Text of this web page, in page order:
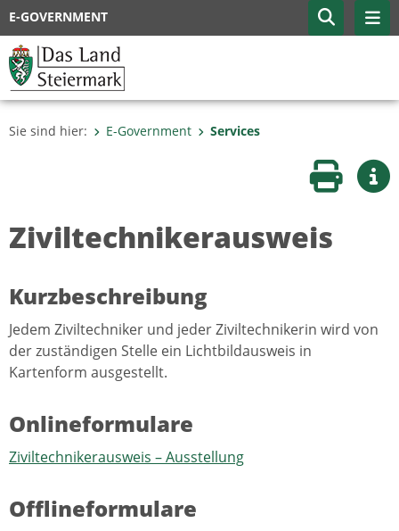
E-GOVERNMENT
Sie sind hier: E-Government Services
Seite
Ziviltechnikerausweis
Kurzbeschreibung
Jedem Ziviltechniker und jeder Ziviltechnikerin wird von
der zuständigen Stelle ein Lichtbildausweis in
Kartenform ausgestellt.
Onlineformulare
Ziviltechnikerausweis – Ausstellung
Offlineformulare